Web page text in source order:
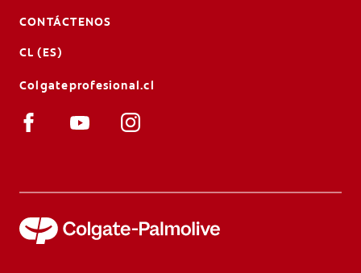
CONTÁCTENOS
CL (ES)
Colgateprofesional.cl